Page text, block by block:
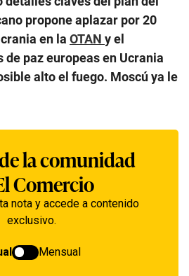
propone aplazar por 20
en la OTAN y el
paz europeas en Ucrania
alto el fuego. Moscú ya le